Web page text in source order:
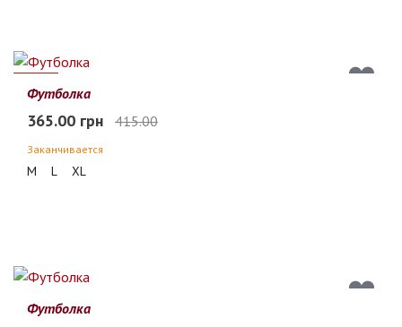
12%
Футболка
365.00 грн 415.00
Заканчивается
M L XL
Футболка